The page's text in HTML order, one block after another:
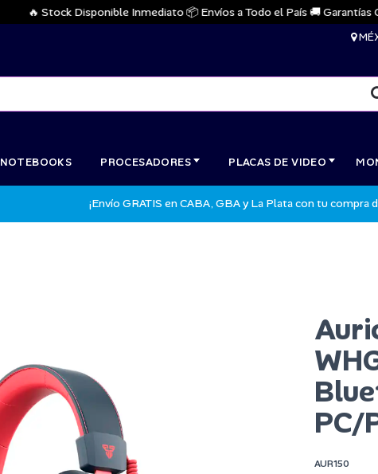
🔥 Stock Disponible Inmediato 📦 Envíos a Todo el País 🚚 Garantías
NOTEBOOKS PROCESADORES PLACAS DE VIDEO
¡Envío GRATIS en CABA, GBA y La Plata con tu compra
PC/
AUR150